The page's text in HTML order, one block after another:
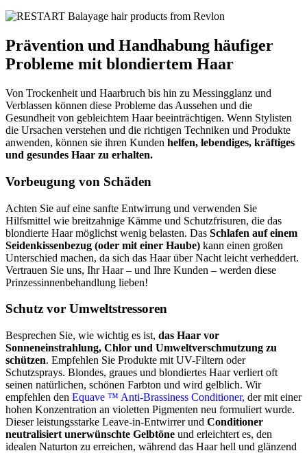
Prävention und Handhabung häufiger
Probleme mit blondiertem Haar
Von Trockenheit und Haarbruch bis hin zu Messingglanz und
Verblassen können diese Probleme das Aussehen und die
Gesundheit von gebleichtem Haar beeinträchtigen. Wenn Stylisten
die Ursachen verstehen und die richtigen Techniken und Produkte
anwenden, können sie ihren Kunden helfen, lebendiges, kräftiges
und gesundes Haar zu erhalten.
Vorbeugung von Schäden
Achten Sie auf eine sanfte Entwirrung und verwenden Sie
Hilfsmittel wie breitzahnige Kämme und Schutzfrisuren, die das
blondierte Haar möglichst wenig belasten. Das Schlafen auf einem
Seidenkissenbezug (oder mit einer Haube) kann einen großen
Unterschied machen, da sich das Haar über Nacht leicht verheddert.
Vertrauen Sie uns, Ihr Haar – und Ihre Kunden – werden diese
Prinzessinnenbehandlung lieben!
Schutz vor Umweltstressoren
Besprechen Sie, wie wichtig es ist, das Haar vor
Sonneneinstrahlung, Chlor und Umweltverschmutzung zu
schützen. Empfehlen Sie Produkte mit UV-Filtern oder
Schutzsprays. Blondes, graues und blondiertes Haar verliert oft
seinen natürlichen, schönen Farbton und wird gelblich. Wir
empfehlen den Equave ™ Anti-Brassiness Conditioner, der mit einer
hohen Konzentration an violetten Pigmenten neu formuliert wurde.
Dieser leistungsstarke Leave-in-Entwirrer und Conditioner
neutralisiert unerwünschte Gelbtöne und erleichtert es, den
idealen Naturton zu erreichen, während das Haar hell und glänzend